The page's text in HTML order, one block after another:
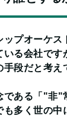
プオーケス
る会社です
段だと考え
である「"非"
も多く世の中